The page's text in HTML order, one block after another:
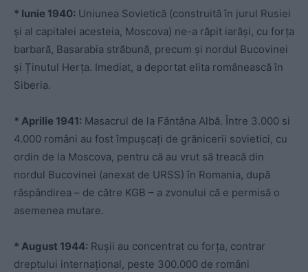
* Iunie 1940: Uniunea Sovietică (construită în jurul Rusiei
și al capitalei acesteia, Moscova) ne-a răpit iarăși, cu forța
barbară, Basarabia străbună, precum și nordul Bucovinei
și Ținutul Herța. Imediat, a deportat elita românească în
Siberia.
* Aprilie 1941: Masacrul de la Fântâna Albă. Între 3.000 si
4.000 români au fost împușcați de grănicerii sovietici, cu
ordin de la Moscova, pentru că au vrut să treacă din
nordul Bucovinei (anexat de URSS) în Romania, după
răspândirea – de către KGB – a zvonului că e permisă o
asemenea mutare.
* August 1944: Rușii au concentrat cu forța, contrar
dreptului internațional, peste 300.000 de români